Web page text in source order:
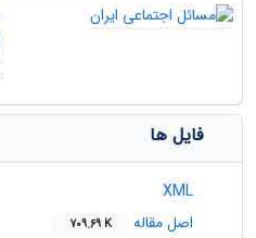
فایل ها
XML
اصل مقاله
709.69 K